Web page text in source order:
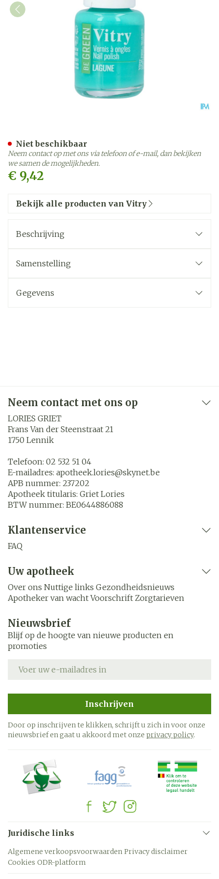
€ 9,42
Niet beschikbaar
Neem contact op met ons via telefoon of e-mail, dan bekijken
we samen de mogelijkheden.
Bekijk alle producten van Vitry
Beschrijving
Samenstelling
Gegevens
Neem contact met ons op
LORIES GRIET
Frans Van der Steenstraat 21
1750 Lennik
Telefoon: 02 532 51 04
E-mailadres: apotheek.lories@skynet.be
APB nummer: 237202
Apotheek titularis: Griet Lories
BTW nummer: BE0644886088
Klantenservice
FAQ
Uw apotheek
Over ons Nuttige links Gezondheidsnieuws
Apotheker van wacht Voorschrift Zorgtarieven
Nieuwsbrief
Blijf op de hoogte van nieuwe producten en
promoties
Inschrijven
Door op inschrijven te klikken, schrijft u zich in voor onze
nieuwsbrief en gaat u akkoord met onze privacy policy.
Juridische links
Algemene verkoopsvoorwaarden Privacy disclaimer
Cookies ODR-platform